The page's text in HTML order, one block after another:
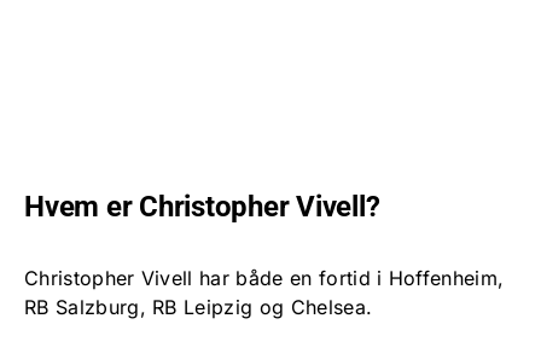
Hvem er Christopher Vivell?
Christopher Vivell har både en fortid i Hoffenheim,
RB Salzburg, RB Leipzig og Chelsea.